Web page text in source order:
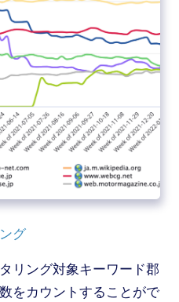
グ
リング対象キーワード郡
をカウントすることがで